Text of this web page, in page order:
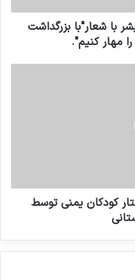
جهانی در
افغانستان همچنان در
تروریسم
سریال‌های ایرانی با
با شعار"با بزرگداشت
را مهار کنیم".
کودکان یمنی توسط